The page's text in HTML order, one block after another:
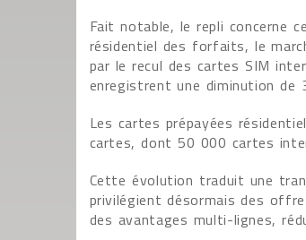
Fait notable, le repli
résidentiel des forfaits, le
par le recul des cartes SIM
enregistrent une diminution
Les cartes prépayées
cartes, dont 50 000 cartes
Cette évolution traduit une
privilégient désormais des
des avantages multi-lignes,